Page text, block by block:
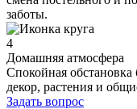
заботы.
4
Домашняя атмосфера
Спокойная
декор, растения и
Задать вопрос